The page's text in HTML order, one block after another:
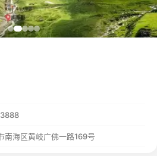
南海区黄岐广佛一路169号